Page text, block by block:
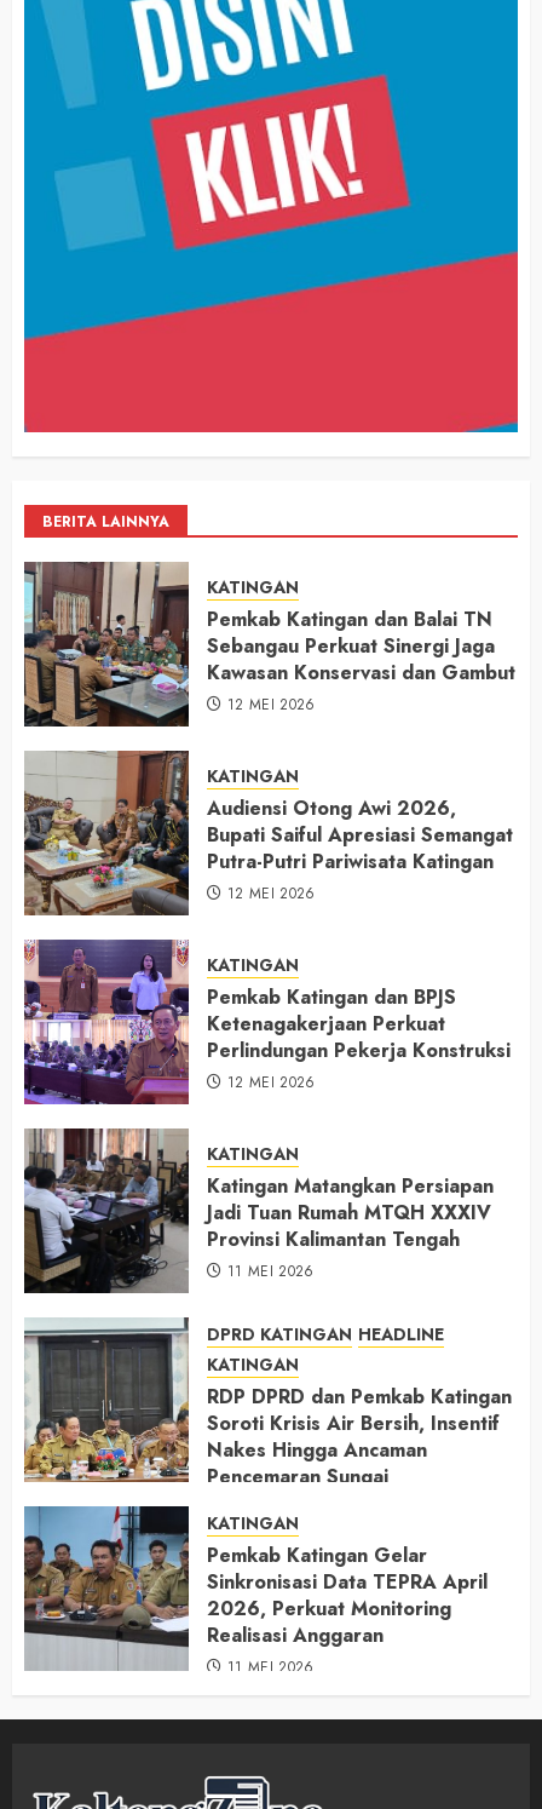
BERITA LAINNYA
KATINGAN
Pemkab Katingan dan Balai TN
Sebangau Perkuat Sinergi Jaga
Kawasan Konservasi dan Gambut
12 MEI 2026
KATINGAN
Audiensi Otong Awi 2026,
Bupati Saiful Apresiasi Semangat
Putra-Putri Pariwisata Katingan
12 MEI 2026
KATINGAN
Pemkab Katingan dan BPJS
Ketenagakerjaan Perkuat
Perlindungan Pekerja Konstruksi
12 MEI 2026
KATINGAN
Katingan Matangkan Persiapan
Jadi Tuan Rumah MTQH XXXIV
Provinsi Kalimantan Tengah
11 MEI 2026
DPRD KATINGAN HEADLINE
KATINGAN
RDP DPRD dan Pemkab Katingan
Soroti Krisis Air Bersih, Insentif
Nakes Hingga Ancaman
Pencemaran Sungai
KATINGAN
Pemkab Katingan Gelar
Sinkronisasi Data TEPRA April
2026, Perkuat Monitoring
Realisasi Anggaran
11 MEI 2026